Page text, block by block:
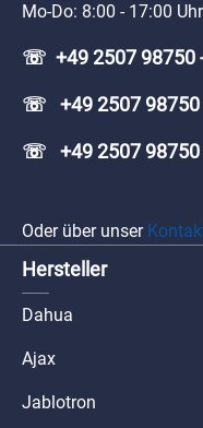
Mo-Do: 8:00 - 17:00
☏ +49 2507
☏ +49 2507 98750
☏ +49 2507 98750
Oder über unser
Hersteller
Dahua
Ajax
Jablotron